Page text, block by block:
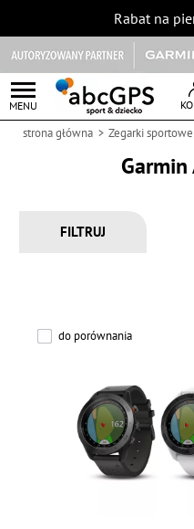
Rabat na
MENU
strona główna Zegarki sportowe
FILTRUJ
do porównania